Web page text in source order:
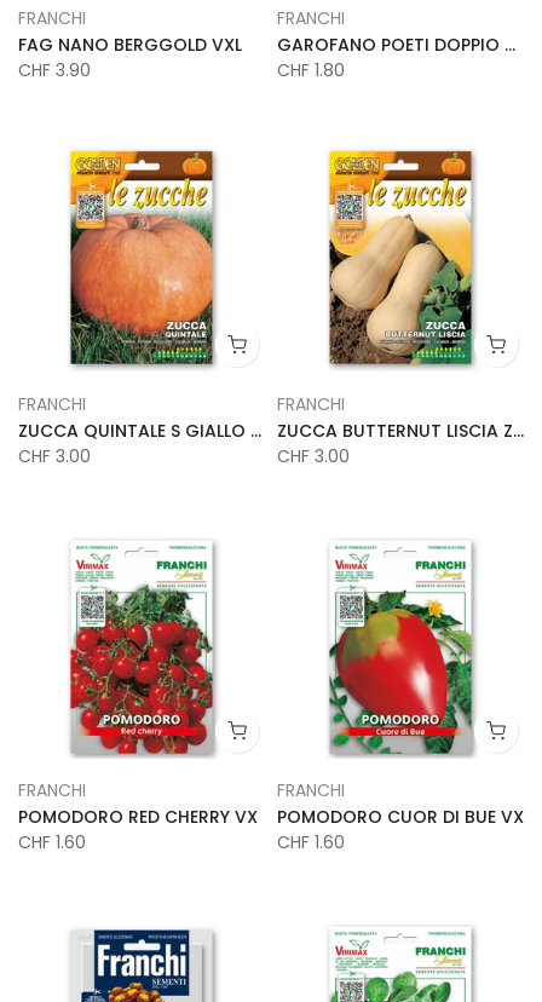
FRANCHI
FAG NANO BERGGOLD VXL
CHF 3.90
FRANCHI
GAROFANO POETI DOPPIO DBF
CHF 1.80
FRANCHI
ZUCCA QUINTALE S GIALLO ZUC
CHF 3.00
FRANCHI
ZUCCA BUTTERNUT LISCIA ZUC
CHF 3.00
FRANCHI
POMODORO RED CHERRY VX
CHF 1.60
FRANCHI
POMODORO CUOR DI BUE VX
CHF 1.60